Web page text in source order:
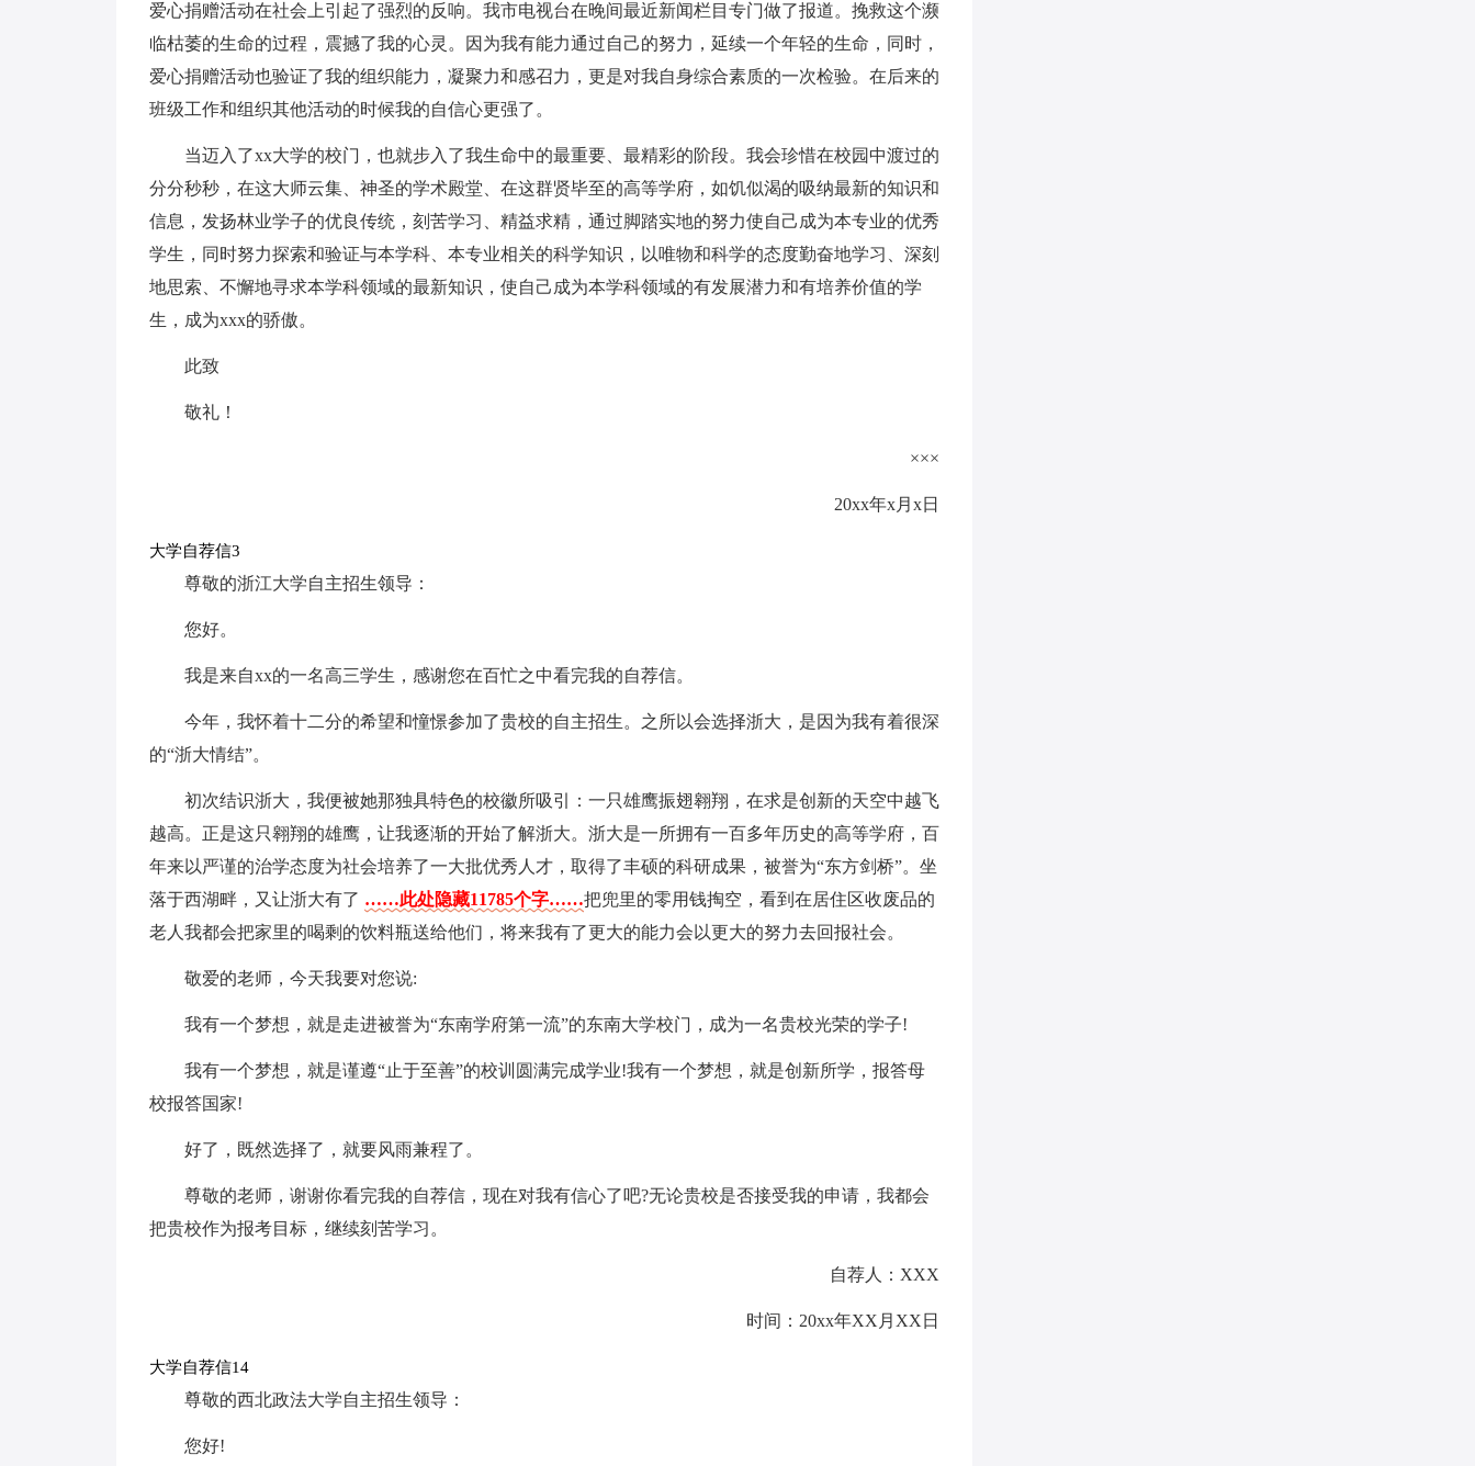
爱心捐赠活动在社会上引起了强烈的反响。我市电视台在晚间最近新闻栏目专门做了报道。挽救这个濒
临枯萎的生命的过程，震撼了我的心灵。因为我有能力通过自己的努力，延续一个年轻的生命，同时，
爱心捐赠活动也验证了我的组织能力，凝聚力和感召力，更是对我自身综合素质的一次检验。在后来的
班级工作和组织其他活动的时候我的自信心更强了。
当迈入了xx大学的校门，也就步入了我生命中的最重要、最精彩的阶段。我会珍惜在校园中渡过的
分分秒秒，在这大师云集、神圣的学术殿堂、在这群贤毕至的高等学府，如饥似渴的吸纳最新的知识和
信息，发扬林业学子的优良传统，刻苦学习、精益求精，通过脚踏实地的努力使自己成为本专业的优秀
学生，同时努力探索和验证与本学科、本专业相关的科学知识，以唯物和科学的态度勤奋地学习、深刻
地思索、不懈地寻求本学科领域的最新知识，使自己成为本学科领域的有发展潜力和有培养价值的学
生，成为xxx的骄傲。
此致
敬礼！
×××
20xx年x月x日
大学自荐信3
尊敬的浙江大学自主招生领导：
您好。
我是来自xx的一名高三学生，感谢您在百忙之中看完我的自荐信。
今年，我怀着十二分的希望和憧憬参加了贵校的自主招生。之所以会选择浙大，是因为我有着很深
的“浙大情结”。
初次结识浙大，我便被她那独具特色的校徽所吸引：一只雄鹰振翅翱翔，在求是创新的天空中越飞
越高。正是这只翱翔的雄鹰，让我逐渐的开始了解浙大。浙大是一所拥有一百多年历史的高等学府，百
年来以严谨的治学态度为社会培养了一大批优秀人才，取得了丰硕的科研成果，被誉为“东方剑桥”。坐
落于西湖畔，又让浙大有了 ……此处隐藏11785个字……把兜里的零用钱掏空，看到在居住区收废品的
老人我都会把家里的喝剩的饮料瓶送给他们，将来我有了更大的能力会以更大的努力去回报社会。
敬爱的老师，今天我要对您说:
我有一个梦想，就是走进被誉为“东南学府第一流”的东南大学校门，成为一名贵校光荣的学子!
我有一个梦想，就是谨遵“止于至善”的校训圆满完成学业!我有一个梦想，就是创新所学，报答母
校报答国家!
好了，既然选择了，就要风雨兼程了。
尊敬的老师，谢谢你看完我的自荐信，现在对我有信心了吧?无论贵校是否接受我的申请，我都会
把贵校作为报考目标，继续刻苦学习。
自荐人：XXX
时间：20xx年XX月XX日
大学自荐信14
尊敬的西北政法大学自主招生领导：
您好!